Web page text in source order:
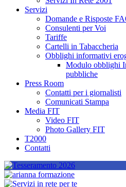
Servizi
Domande e Risposte
Consulenti per Voi
Tariffe
Cartelli in Tabaccheria
Obblighi informativi
Modulo obblighi
pubbliche
Press Room
Contatti per i giornalisti
Comunicati Stampa
Media FIT
Video FIT
Photo Gallery FIT
T2000
Contatti